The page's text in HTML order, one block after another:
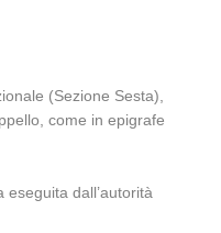
(Sezione Sesta),
come in epigrafe
dall’autorità